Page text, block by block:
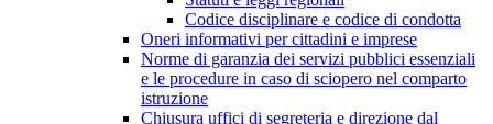
Codice disciplinare e codice di condotta
Oneri informativi per cittadini e imprese
Norme di garanzia dei servizi pubblici essenziali
e le procedure in caso di sciopero nel comparto
istruzione
Chiusura uffici di segreteria e direzione dal